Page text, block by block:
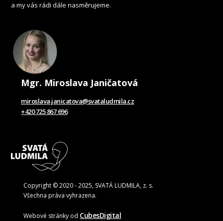
a my vás rádi dále nasměrujeme.
Mgr. Miroslava Janičatová
miroslava.janicatova@svataludmila.cz
+420 725 867 696
Copyright © 2020 - 2025, SVATÁ LUDMILA, z. s.
Všechna práva vyhrazena.
Webové stránky od CubesDigital